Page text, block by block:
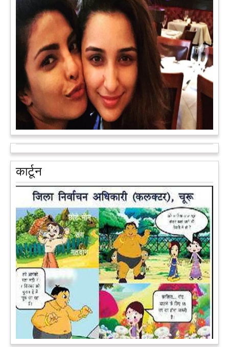
अब एक आइडिया बदलेगा हिमाचल के युवाओं की किस्मत, जानिए कैसे
हमीरपुर में अब एक आइडिया युवाओं की किस्मत बदलने जा रहा है। भारत
सरकार के स्टार्टअप मिशन के तहत सबंधित टीम मोबाइल वैन के जरिए पूरे
देश के कोने-कोने में घूमकर नए स्टार्ट अप स्थापित करने की चाह रखने
वाले युवाओं से संपर्क कर रही है।आगे पढ़ें
आरक्षण के विरोध में राजा भैया बोले, प्रमोशन का आधार गुणवत्ता और
वरिष्ठता हो, जाति नहीं
प्रतापगढ़ के कुंडा से बाहुबली विधायक रघुराज प्रताप सिंह उर्फ राजा भैया ने
शुक्रवार को लखनऊ में प्रेस कांफ्रेंस कर नई राजनीतिक पार्टी बनाने की
आधिकारिक घोषणा करते हुए पार्टी के मुद्दों के बारे में बताया.आगे पढ़ें
पेट पकड़ कर हंसने पर मजबूर हो जायेंगे आप जानवरों की ये अदाएं देखकर
कल्पना कीजिये उस दृश्य की, जिसमें कोई गिलहरी किसी मेंढक के साथ
लिप-लॉक कर रही हो। गिलहरी झूला झूल रही हो।आगे पढ़ें
कार्टून